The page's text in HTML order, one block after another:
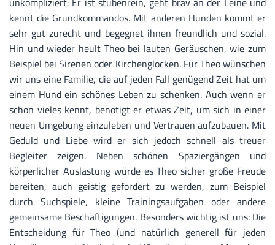
kennt die Grundkommandos. Mit anderen Hunden kommt er
sehr gut zurecht und begegnet ihnen freundlich und sozial.
Hin und wieder heult Theo bei lauten Geräuschen, wie zum
Beispiel bei Sirenen oder Kirchenglocken. Für Theo wünschen
wir uns eine Familie, die auf jeden Fall genügend Zeit hat um
einem Hund ein schönes Leben zu schenken. Auch wenn er
schon vieles kennt, benötigt er etwas Zeit, um sich in einer
neuen Umgebung einzuleben und Vertrauen aufzubauen. Mit
Geduld und Liebe wird er sich jedoch schnell als treuer
Begleiter zeigen. Neben schönen Spaziergängen und
körperlicher Auslastung würde es Theo sicher große Freude
bereiten, auch geistig gefordert zu werden, zum Beispiel
durch Suchspiele, kleine Trainingsaufgaben oder andere
gemeinsame Beschäftigungen. Besonders wichtig ist uns: Die
Entscheidung für Theo (und natürlich generell für jeden